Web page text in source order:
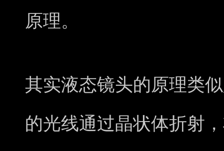
原理。
其实液态镜头的原理类
的光线通过晶状体折射